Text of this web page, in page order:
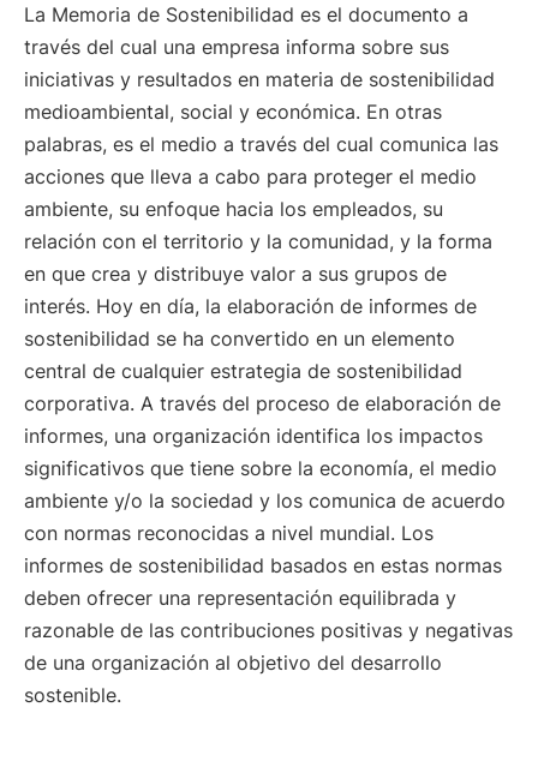
La Memoria de Sostenibilidad es el documento a
través del cual una empresa informa sobre sus
iniciativas y resultados en materia de sostenibilidad
medioambiental, social y económica. En otras
palabras, es el medio a través del cual comunica las
acciones que lleva a cabo para proteger el medio
ambiente, su enfoque hacia los empleados, su
relación con el territorio y la comunidad, y la forma
en que crea y distribuye valor a sus grupos de
interés. Hoy en día, la elaboración de informes de
sostenibilidad se ha convertido en un elemento
central de cualquier estrategia de sostenibilidad
corporativa. A través del proceso de elaboración de
informes, una organización identifica los impactos
significativos que tiene sobre la economía, el medio
ambiente y/o la sociedad y los comunica de acuerdo
con normas reconocidas a nivel mundial. Los
informes de sostenibilidad basados en estas normas
deben ofrecer una representación equilibrada y
razonable de las contribuciones positivas y negativas
de una organización al objetivo del desarrollo
sostenible.